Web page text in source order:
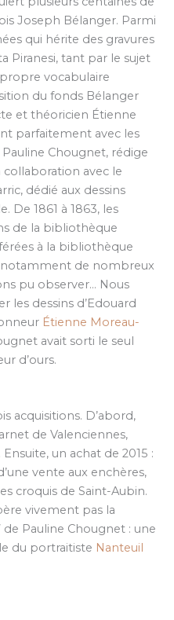
Joseph Bélanger. Parmi
qui hérite des gravures
Piranesi, tant par le sujet
vocabulaire
du fonds Bélanger
et théoricien Étienne
parfaitement avec les
Chougnet, rédige
avec le
dédié aux dessins
De 1861 à 1863, les
de la bibliothèque
à la bibliothèque
de nombreux
pu observer… Nous
les dessins d’Edouard
Étienne Moreau-
avait sorti le seul
d’ours.
acquisitions. D’abord,
de Valenciennes,
un achat de 2015 :
vente aux enchères,
croquis de Saint-Aubin.
vivement pas la
Pauline Chougnet : une
du portraitiste Nanteuil